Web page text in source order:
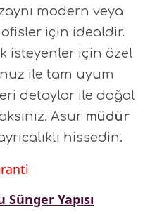
modern veya
için idealdir.
isteyenler için özel
ile tam uyum
detaylar ile doğal
Asur müdür
hissedin.
Yapısı